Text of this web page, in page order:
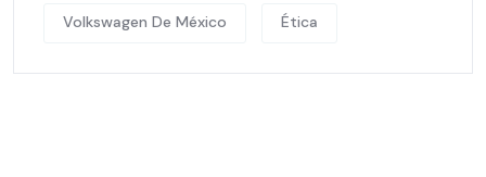
Volkswagen De México Ética